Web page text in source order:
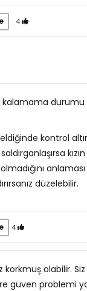
4
durumu
kontrol
düzelebilir.
4
korkmuş olabilir.
güven problemi